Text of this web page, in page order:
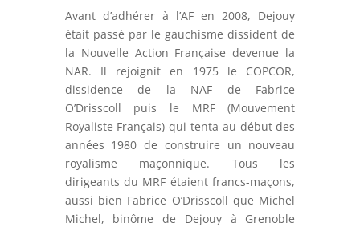
Avant d’adhérer à l’AF en 2008, Dejouy
était passé par le gauchisme dissident de
la Nouvelle Action Française devenue la
NAR. Il rejoignit en 1975 le COPCOR,
dissidence de la NAF de Fabrice
O’Drisscoll puis le MRF (Mouvement
Royaliste Français) qui tenta au début des
années 1980 de construire un nouveau
royalisme maçonnique. Tous les
dirigeants du MRF étaient francs-maçons,
aussi bien Fabrice O’Drisscoll que Michel
Michel, binôme de Dejouy à Grenoble